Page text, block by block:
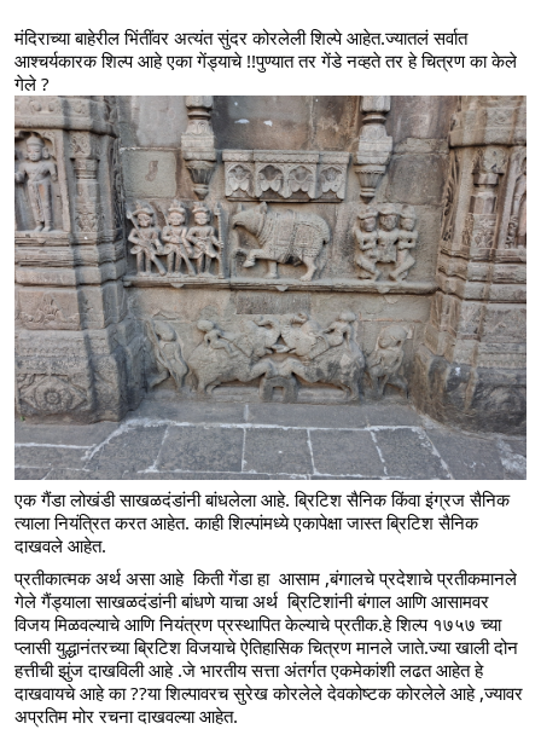
मंदिराच्या बाहेरील भिंतींवर अत्यंत सुंदर कोरलेली शिल्पे आहेत.ज्यातलं सर्वात
आश्चर्यकारक शिल्प आहे एका गेंड्याचे !!पुण्यात तर गेंडे नव्हते तर हे चित्रण का केले
गेले ?
एक गैंडा लोखंडी साखळदंडांनी बांधलेला आहे. ब्रिटिश सैनिक किंवा इंग्रज सैनिक
त्याला नियंत्रित करत आहेत. काही शिल्पांमध्ये एकापेक्षा जास्त ब्रिटिश सैनिक
दाखवले आहेत.
प्रतीकात्मक अर्थ असा आहे  किती गेंडा हा  आसाम ,बंगालचे प्रदेशाचे प्रतीकमानले
गेले गैंड्याला साखळदंडांनी बांधणे याचा अर्थ  ब्रिटिशांनी बंगाल आणि आसामवर
विजय मिळवल्याचे आणि नियंत्रण प्रस्थापित केल्याचे प्रतीक.हे शिल्प १७५७ च्या
प्लासी युद्धानंतरच्या ब्रिटिश विजयाचे ऐतिहासिक चित्रण मानले जाते.ज्या खाली दोन
हत्तीची झुंज दाखविली आहे .जे भारतीय सत्ता अंतर्गत एकमेकांशी लढत आहेत हे
दाखवायचे आहे का ??या शिल्पावरच सुरेख कोरलेले देवकोष्टक कोरलेले आहे ,ज्यावर
अप्रतिम मोर रचना दाखवल्या आहेत.